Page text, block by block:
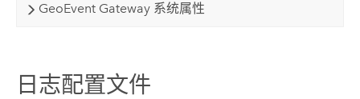
GeoEvent Gateway 系统属性
日志配置文件